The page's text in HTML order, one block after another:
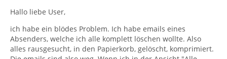
Hallo liebe User,
ich habe ein blödes Problem. Ich habe emails eines
Absenders, welche ich alle komplett löschen wollte. Also
alles rausgesucht, in den Papierkorb, gelöscht, komprimiert.